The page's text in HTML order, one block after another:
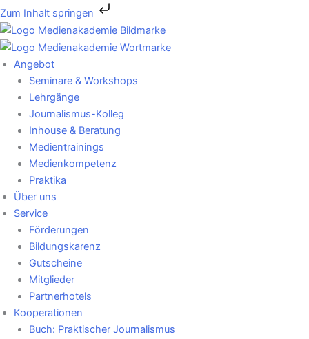
Zum Inhalt springen
Zum
Inhalt
springen
Angebot
Seminare & Workshops
Lehrgänge
Journalismus-Kolleg
Inhouse & Beratung
Medientrainings
Medienkompetenz
Praktika
Über uns
Service
Förderungen
Bildungskarenz
Gutscheine
Mitglieder
Partnerhotels
Kooperationen
Buch: Praktischer Journalismus